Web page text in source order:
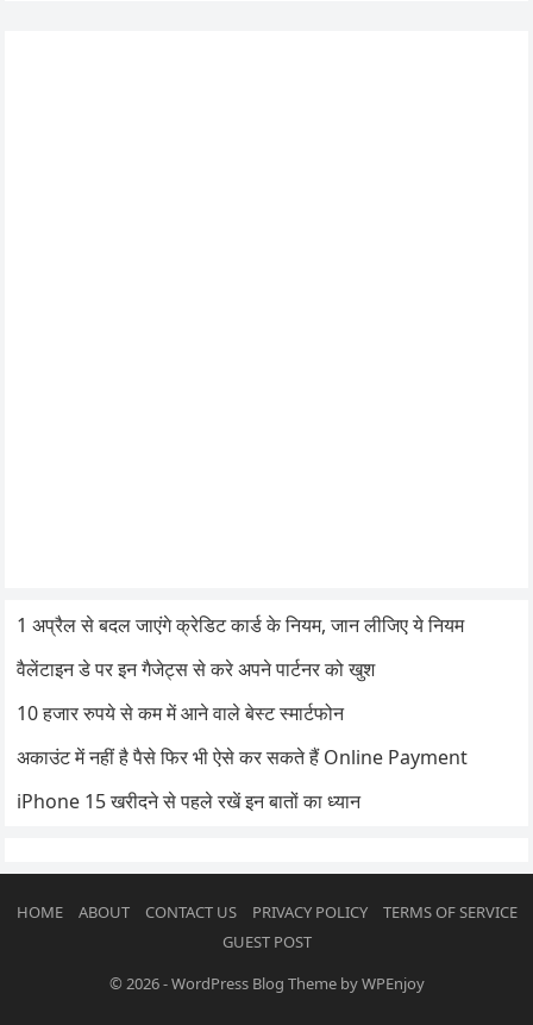
1 अप्रैल से बदल जाएंगे क्रेडिट कार्ड के नियम, जान लीजिए ये नियम
वैलेंटाइन डे पर इन गैजेट्स से करे अपने पार्टनर को खुश
10 हजार रुपये से कम में आने वाले बेस्ट स्मार्टफोन
अकाउंट में नहीं है पैसे फिर भी ऐसे कर सकते हैं Online Payment
iPhone 15 खरीदने से पहले रखें इन बातों का ध्यान
HOME ABOUT CONTACT US PRIVACY POLICY
TERMS OF SERVICE
GUEST POST
© 2026-WordPress Blog ThemebyWPEnjoy